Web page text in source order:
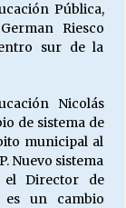
(Salvar
Pública,
Riesco
sur de la
Nicolás
de sistema de
municipal al
Nuevo sistema
el Director de
es un cambio